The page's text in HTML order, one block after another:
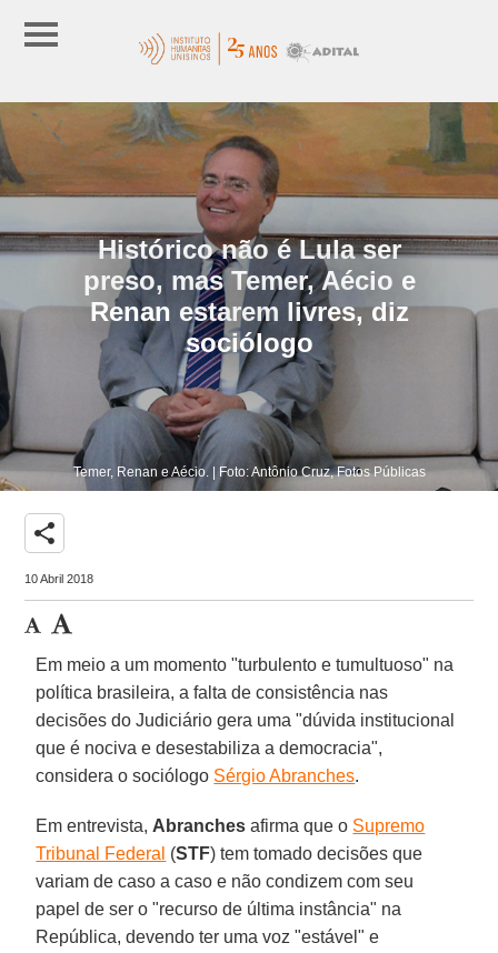
Histórico não é Lula ser
preso, mas Temer, Aécio e
Renan estarem livres, diz
sociólogo
Temer, Renan e Aécio. | Foto: Antônio Cruz, Fotos Públicas
share
10 Abril 2018
Em meio a um momento "turbulento e tumultuoso" na
política brasileira, a falta de consistência nas
decisões do Judiciário gera uma "dúvida institucional
que é nociva e desestabiliza a democracia",
considera o sociólogo Sérgio Abranches.
Em entrevista, Abranches afirma que o Supremo
Tribunal Federal (STF) tem tomado decisões que
variam de caso a caso e não condizem com seu
papel de ser o "recurso de última instância" na
República, devendo ter uma voz "estável" e